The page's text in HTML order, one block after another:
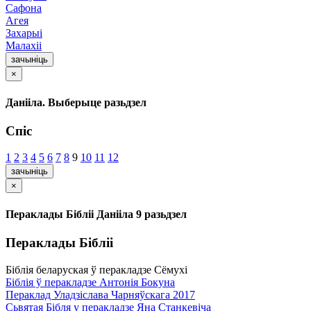
Сафона
Агея
Захарыі
Малахіі
зачыніць
×
Данііла. Выберыце разьдзел
Спіс
1 2 3 4 5 6 7 8 9 10 11 12
зачыніць
×
Пераклады Бібліі Данііла 9 разьдзел
Пераклады Бібліі
Біблія беларуская ў перакладзе Сёмухі
Біблія ў перакладзе Антонія Бокуна
Пераклад Уладзіслава Чарняўскага 2017
Сьвятая Бібля у перакладзе Яна Станкевіча